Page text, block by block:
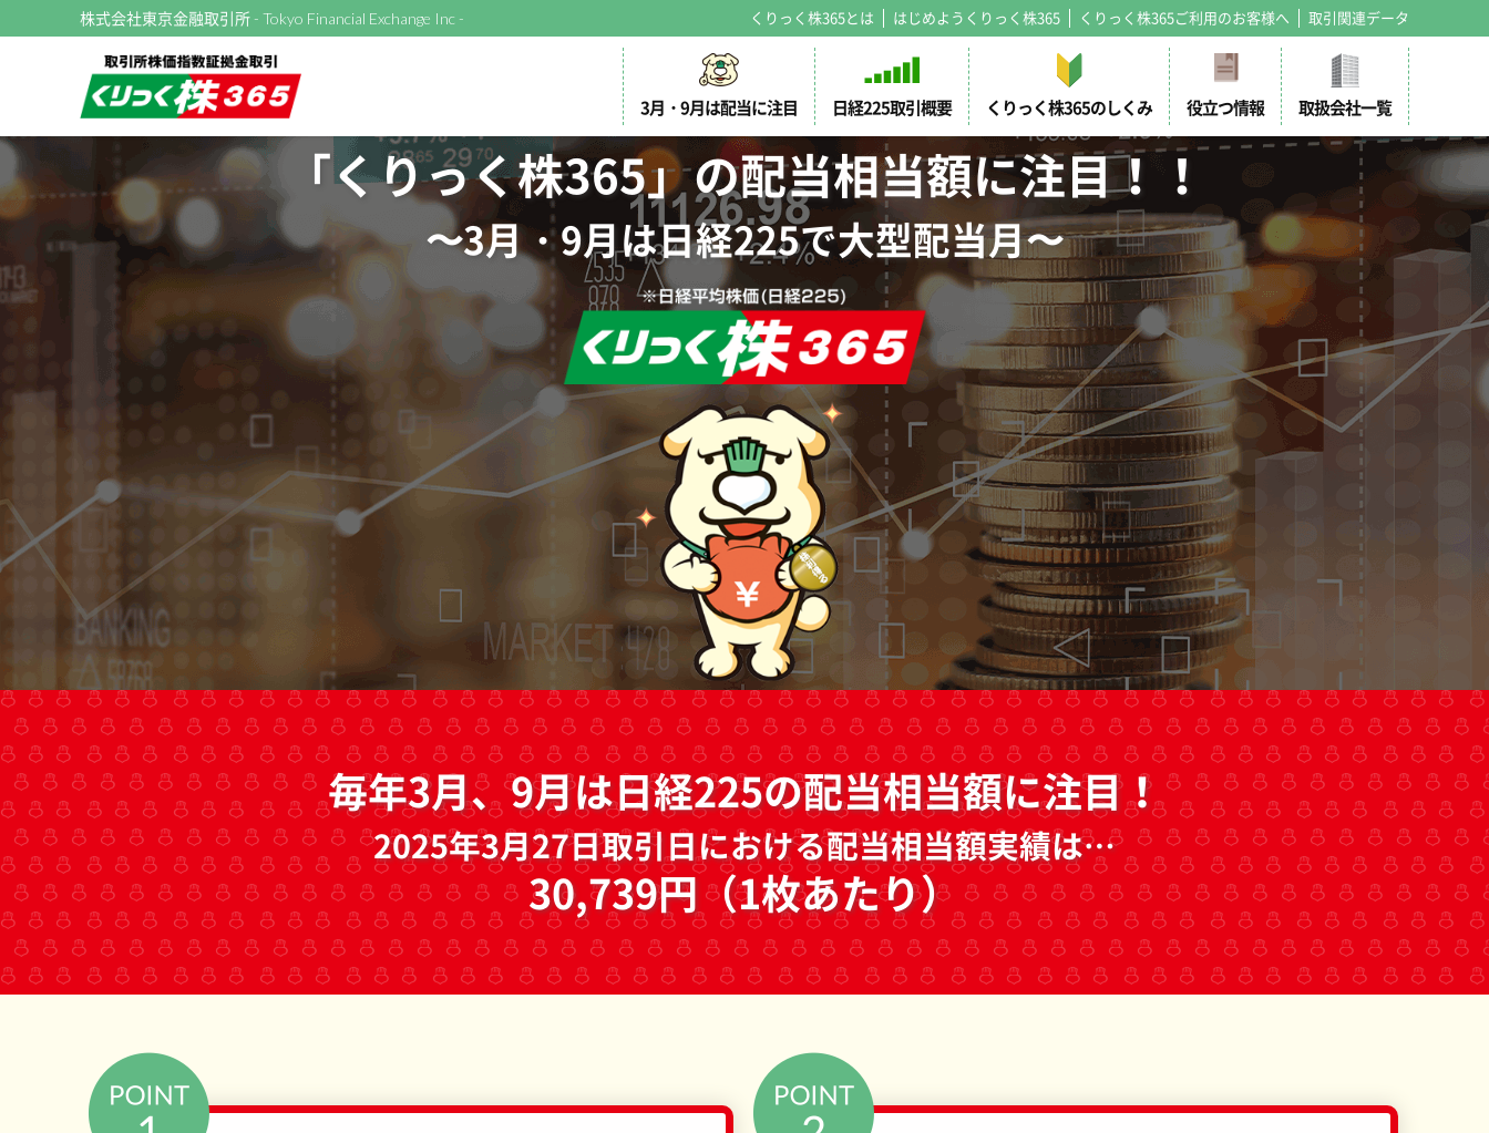
株式会社東京金融取引所- Tokyo Financial Exchange Inc - くりっく株365とは はじめようくりっく株365 くりっく株365ご利用のお客様へ 取引関連データ
3月・9月は配当に注目 日経225取引概要 くりっく株365のしくみ 役立つ情報 取扱会社一覧
「くりっく株365」の配当相当額に注目！！
〜3月・9月は日経225で大型配当月〜
毎年3月、9月は日経225の配当相当額に注目！
2025年3月27日取引日における配当相当額実績は…
30,739円（1枚あたり）